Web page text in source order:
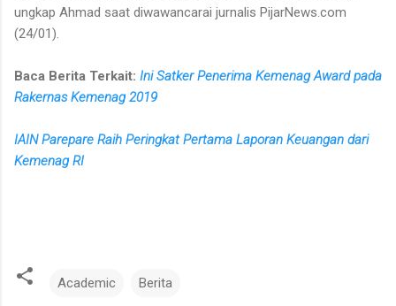
ungkap Ahmad saat diwawancarai jurnalis PijarNews.com
(24/01).
Baca Berita Terkait: Ini Satker Penerima Kemenag Award pada
Rakernas Kemenag 2019
IAIN Parepare Raih Peringkat Pertama Laporan Keuangan dari
Kemenag RI
Academic Berita